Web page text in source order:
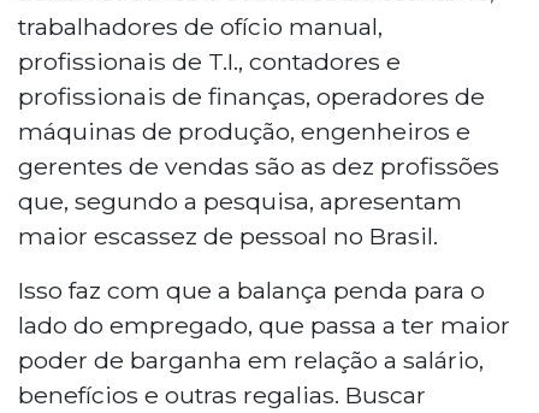
trabalhadores de ofício manual,
profissionais de T.I., contadores e
profissionais de finanças, operadores de
máquinas de produção, engenheiros e
gerentes de vendas são as dez profissões
que, segundo a pesquisa, apresentam
maior escassez de pessoal no Brasil.
Isso faz com que a balança penda para o
lado do empregado, que passa a ter maior
poder de barganha em relação a salário,
benefícios e outras regalias. Buscar